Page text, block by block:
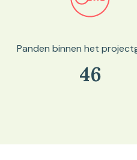
Bekijk in onze
Panden binnen het
46